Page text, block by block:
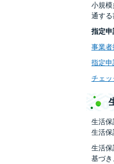
小規
通する
指定
事業
指定
チェ
生活
生活保
生活
基づき